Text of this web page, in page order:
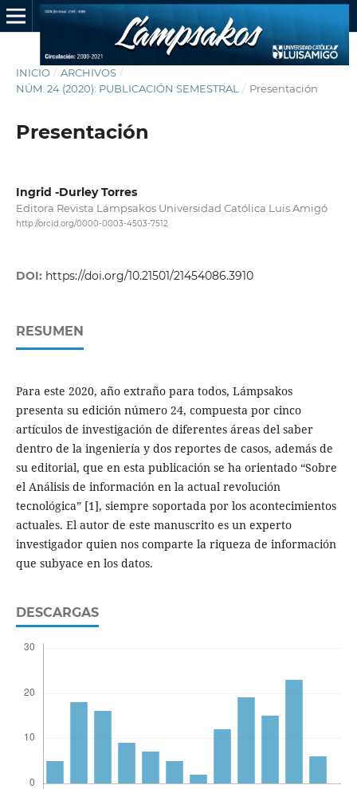
INICIO / ARCHIVOS /
NÚM. 24 (2020): PUBLICACIÓN SEMESTRAL
/ Presentación
Presentación
Ingrid -Durley Torres
Editora Revista Lámpsakos Universidad Católica Luis Amigó
http://orcid.org/0000-0003-4503-7512
DOI: https://doi.org/10.21501/21454086.3910
RESUMEN
Para este 2020, año extraño para todos, Lámpsakos
presenta su edición número 24, compuesta por cinco
artículos de investigación de diferentes áreas del saber
dentro de la ingeniería y dos reportes de casos, además de
su editorial, que en esta publicación se ha orientado “Sobre
el Análisis de información en la actual revolución
tecnológica” [1], siempre soportada por los acontecimientos
actuales. El autor de este manuscrito es un experto
investigador quien nos comparte la riqueza de información
que subyace en los datos.
DESCARGAS